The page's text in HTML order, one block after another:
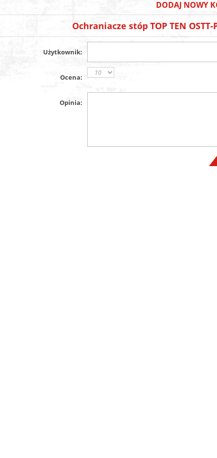
DODAJ NOWY
Ochraniacze stóp TOP TEN OSTT-
Użytkownik:
Ocena:
Opinia: